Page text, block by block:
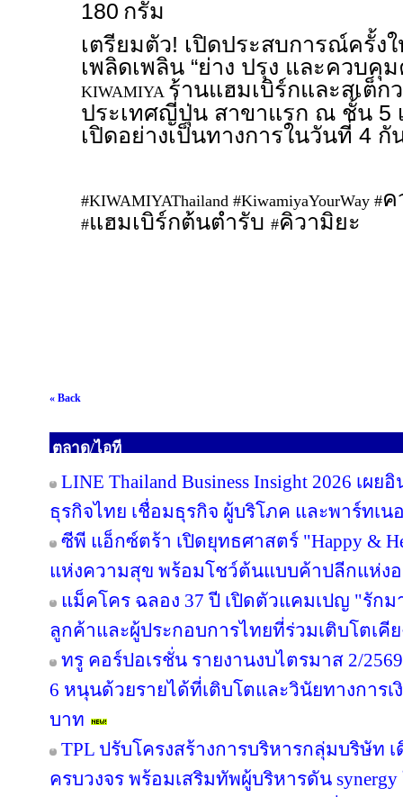
180 กรัม
เตรียมตัว! เปิดประสบการณ์ครั้ง
เพลิดเพลิน “ย่าง ปรุง และควบคุ
KIWAMIYA ร้านแฮมเบิร์กและสเต็
ประเทศญี่ปุ่น สาขาแรก ณ ชั้น 5
เปิดอย่างเป็นทางการในวันที่ 4 กั
#KIWAMIYAThailand #KiwamiyaYourWay #ค
#แฮมเบิร์กต้นตำรับ #คิวามิยะ
« Back
ตลาด/ไอที
LINE Thailand Business Insight 2026 เผ
ธุรกิจไทย เชื่อมธุรกิจ ผู้บริโภค และพาร์ทเน
ซีพี แอ็กซ์ตร้า เปิดยุทธศาสตร์ "Happy &
แห่งความสุข พร้อมโชว์ต้นแบบค้าปลีกแห่ง
แม็คโคร ฉลอง 37 ปี เปิดตัวแคมเปญ "รั
ลูกค้าและผู้ประกอบการไทยที่ร่วมเติบโตเคี
ทรู คอร์ปอเรชั่น รายงานงบไตรมาส 2/
6 หนุนด้วยรายได้ที่เติบโตและวินัยทางการ
บาท
TPL ปรับโครงสร้างการบริหารกลุ่มบริษัท
ครบวงจร พร้อมเสริมทัพผู้บริหารดัน synergy